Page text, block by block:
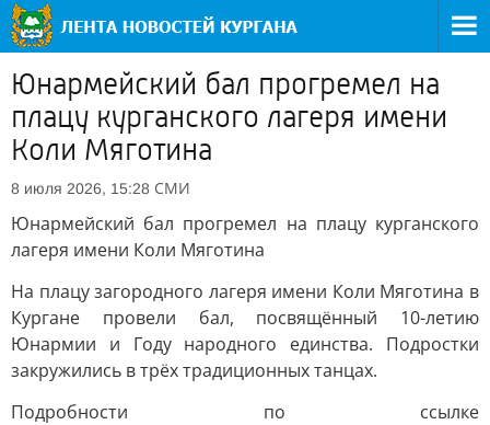
Юнармейский бал прогремел на
плацу курганского лагеря имени
Коли Мяготина
8 июля 2026, 15:28 СМИ
Юнармейский бал прогремел на плацу курганского
лагеря имени Коли Мяготина
На плацу загородного лагеря имени Коли Мяготина в
Кургане провели бал, посвящённый 10-летию
Юнармии и Году народного единства. Подростки
закружились в трёх традиционных танцах.
Подробности по ссылке